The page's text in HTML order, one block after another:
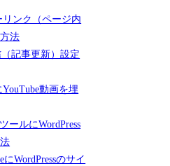
リンク（ページ内
法
（記事更新）設定
YouTube動画を埋
ールにWordPress
にWordPressのサイ